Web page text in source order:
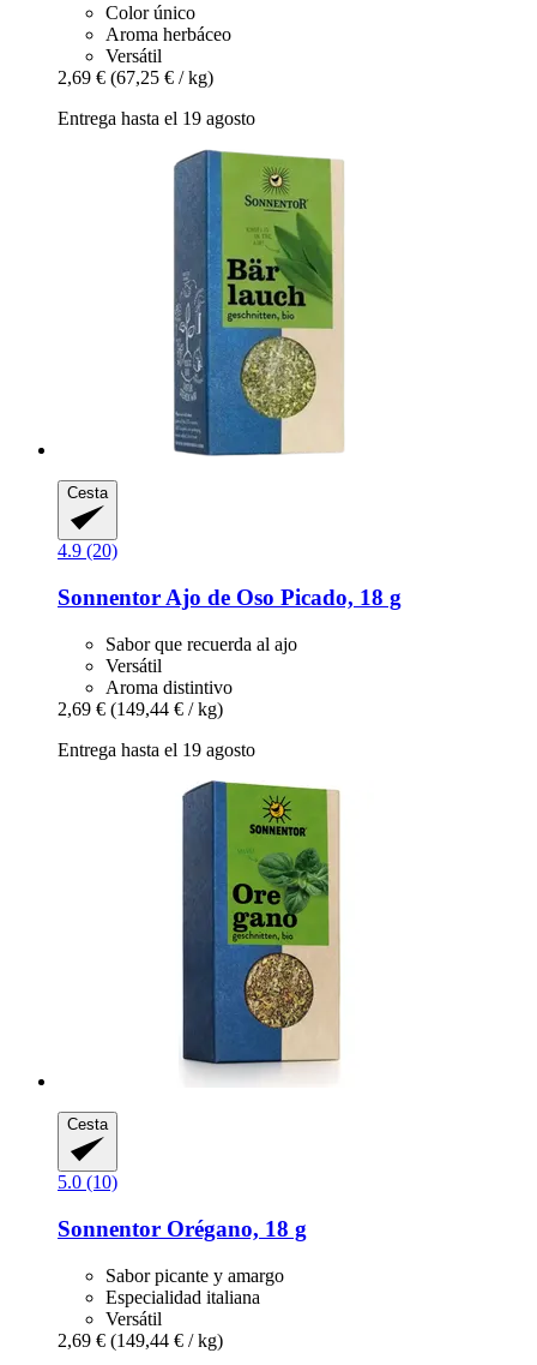
Color único
Aroma herbáceo
Versátil
2,69 € (67,25 € / kg)
Entrega hasta el 19 agosto
Cesta
4.9 (20)
Sonnentor Ajo de Oso Picado, 18 g
Sabor que recuerda al ajo
Versátil
Aroma distintivo
2,69 € (149,44 € / kg)
Entrega hasta el 19 agosto
Cesta
5.0 (10)
Sonnentor Orégano, 18 g
Sabor picante y amargo
Especialidad italiana
Versátil
2,69 € (149,44 € / kg)